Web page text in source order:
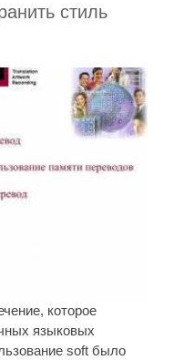
стиль
которое
языковых
soft было